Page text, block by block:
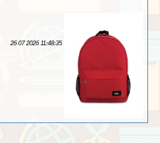
26 07 2026 11:48:35